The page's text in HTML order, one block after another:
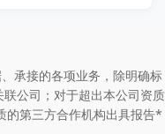
承接的各项业务，除明确标
公司；对于超出本公司资质
的第三方合作机构出具报告*